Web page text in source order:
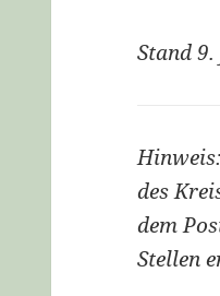
Stand
des
dem
Stellen